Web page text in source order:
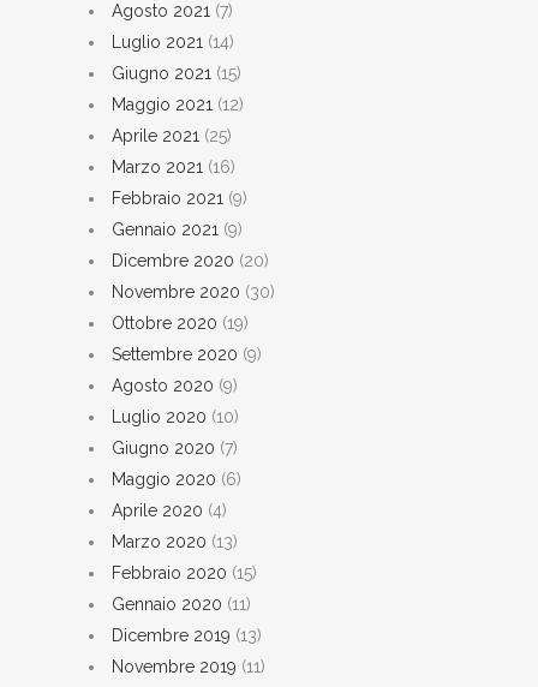
Agosto 2021 (7)
Luglio 2021 (14)
Giugno 2021 (15)
Maggio 2021 (12)
Aprile 2021 (25)
Marzo 2021 (16)
Febbraio 2021 (9)
Gennaio 2021 (9)
Dicembre 2020 (20)
Novembre 2020 (30)
Ottobre 2020 (19)
Settembre 2020 (9)
Agosto 2020 (9)
Luglio 2020 (10)
Giugno 2020 (7)
Maggio 2020 (6)
Aprile 2020 (4)
Marzo 2020 (13)
Febbraio 2020 (15)
Gennaio 2020 (11)
Dicembre 2019 (13)
Novembre 2019 (11)